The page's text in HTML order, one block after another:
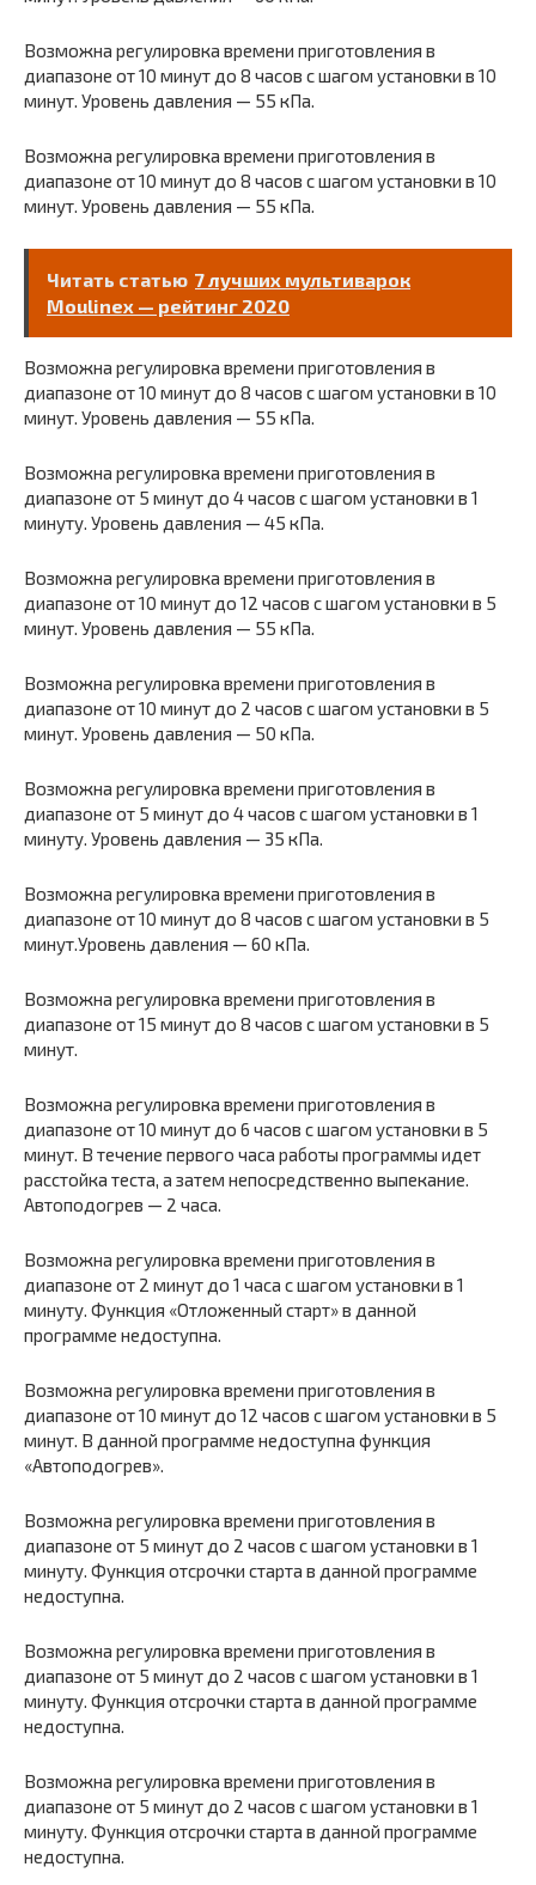
Возможна регулировка времени приготовления в
диапазоне от 10 минут до 8 часов с шагом установки в 10
минут. Уровень давления — 55 кПа.
Возможна регулировка времени приготовления в
диапазоне от 10 минут до 8 часов с шагом установки в 10
минут. Уровень давления — 55 кПа.
Читать статью 7 лучших мультиварок
Moulinex — рейтинг 2020
Возможна регулировка времени приготовления в
диапазоне от 10 минут до 8 часов с шагом установки в 10
минут. Уровень давления — 55 кПа.
Возможна регулировка времени приготовления в
диапазоне от 5 минут до 4 часов с шагом установки в 1
минуту. Уровень давления — 45 кПа.
Возможна регулировка времени приготовления в
диапазоне от 10 минут до 12 часов с шагом установки в 5
минут. Уровень давления — 55 кПа.
Возможна регулировка времени приготовления в
диапазоне от 10 минут до 2 часов с шагом установки в 5
минут. Уровень давления — 50 кПа.
Возможна регулировка времени приготовления в
диапазоне от 5 минут до 4 часов с шагом установки в 1
минуту. Уровень давления — 35 кПа.
Возможна регулировка времени приготовления в
диапазоне от 10 минут до 8 часов с шагом установки в 5
минут.Уровень давления — 60 кПа.
Возможна регулировка времени приготовления в
диапазоне от 15 минут до 8 часов с шагом установки в 5
минут.
Возможна регулировка времени приготовления в
диапазоне от 10 минут до 6 часов с шагом установки в 5
минут. В течение первого часа работы программы идет
расстойка теста, а затем непосредственно выпекание.
Автоподогрев — 2 часа.
Возможна регулировка времени приготовления в
диапазоне от 2 минут до 1 часа с шагом установки в 1
минуту. Функция «Отложенный старт» в данной
программе недоступна.
Возможна регулировка времени приготовления в
диапазоне от 10 минут до 12 часов с шагом установки в 5
минут. В данной программе недоступна функция
«Автоподогрев».
Возможна регулировка времени приготовления в
диапазоне от 5 минут до 2 часов с шагом установки в 1
минуту. Функция отсрочки старта в данной программе
недоступна.
Возможна регулировка времени приготовления в
диапазоне от 5 минут до 2 часов с шагом установки в 1
минуту. Функция отсрочки старта в данной программе
недоступна.
Возможна регулировка времени приготовления в
диапазоне от 5 минут до 2 часов с шагом установки в 1
минуту. Функция отсрочки старта в данной программе
недоступна.